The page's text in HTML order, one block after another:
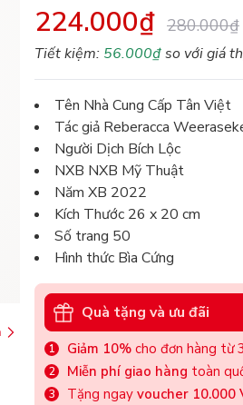
224.000₫ 280.000₫
Tiết kiệm: 56.000₫so với giá
Tên Nhà Cung Cấp Tân Việt
Tác giả Reberacca
Người Dịch Bích Lộc
NXB NXB Mỹ Thuật
Năm XB 2022
Kích Thước 26 x 20 cm
Số trang 50
Hình thức Bìa Cứng
Quà tặng và ưu đãi
Giảm 10% cho đơn hàng từ
Miễn phí giao hàng toàn
Tặng ngay voucher 10.000